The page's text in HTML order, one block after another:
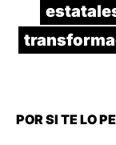
POR SI TE LO